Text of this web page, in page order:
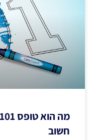
חשוב